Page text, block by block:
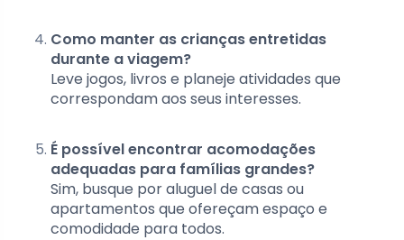
Como manter as crianças entretidas
durante a viagem?
Leve jogos, livros e planeje atividades que
correspondam aos seus interesses.
É possível encontrar acomodações
adequadas para famílias grandes?
Sim, busque por aluguel de casas ou
apartamentos que ofereçam espaço e
comodidade para todos.